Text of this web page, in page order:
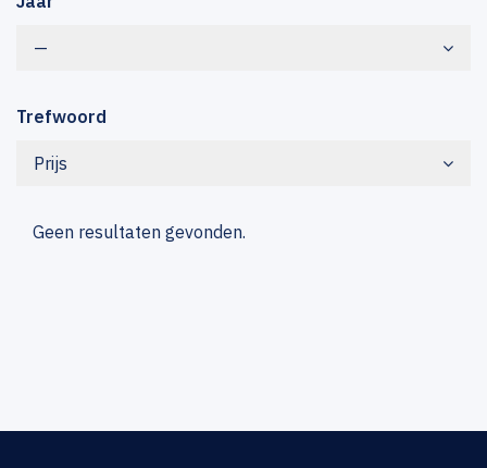
—
Trefwoord
Prijs
Geen resultaten gevonden.